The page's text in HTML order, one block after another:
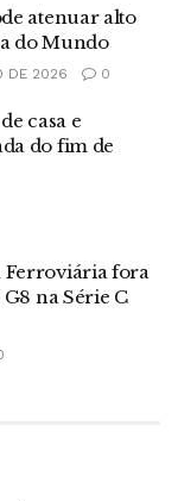
atenuar alto
do Mundo
DE 2026 0
casa e
do fim de
Ferroviária fora
G8 na Série C